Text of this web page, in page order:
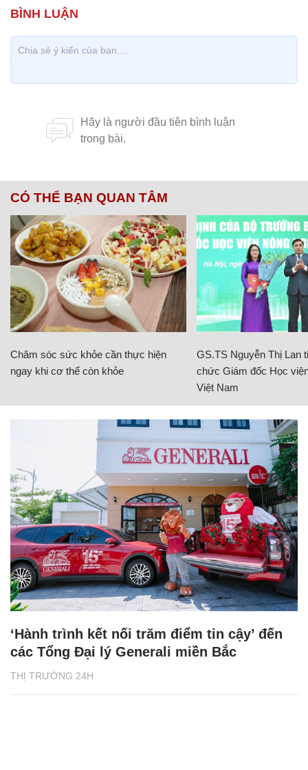
CÓ THỂ BẠN QUAN TÂM
Chăm sóc sức khỏe cần thực hiện
ngay khi cơ thể còn khỏe
GS.TS Nguyễn Thị Lan
chức Giám đốc Học
Việt Nam
THỊ TRƯỜNG 24H
‘Hành trình kết nối trăm điểm tin cậy’ đến
các Tổng Đại lý Generali miền Bắc